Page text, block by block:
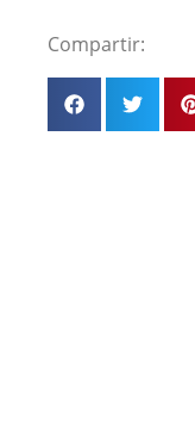
Compartir: